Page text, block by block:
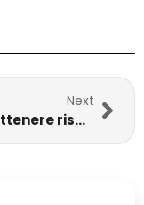
Next
Come ottenere risultati in palestra prima dell’estate